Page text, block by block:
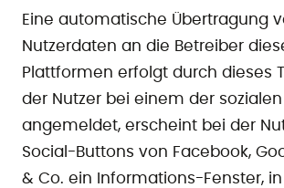
Eine automatische Übertragung
Nutzerdaten an die Betreiber
Plattformen erfolgt durch dieses
der Nutzer bei einem der
angemeldet, erscheint bei der
Social-Buttons von Facebook,
& Co. ein Informations-Fenster,